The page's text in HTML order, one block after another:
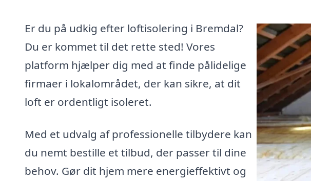
Er du på udkig efter loftisolering i Bremdal?
Du er kommet til det rette sted! Vores
platform hjælper dig med at finde pålidelige
firmaer i lokalområdet, der kan sikre, at dit
loft er ordentligt isoleret.
Med et udvalg af professionelle tilbydere kan
du nemt bestille et tilbud, der passer til dine
behov. Gør dit hjem mere energieffektivt og